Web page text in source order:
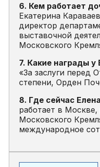
6. Кем работает
Екатерина
директор
выставочной
Московского
7. Какие награды у
«За заслуги перед
степени, Орден
8. Где сейчас
работает в
Московского
международное